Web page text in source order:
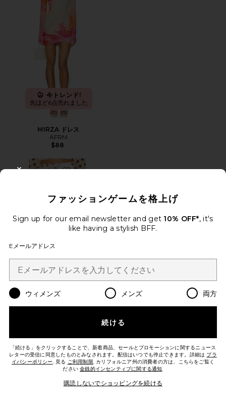
今トレンド!
先ほど6点売れました
MIRZA ドレス
AFRM
$88
$74 Previous price:
$88
Favorite BOVINA ドレス
ファッションゲームを格上げ
Sign up for our email newsletter and get 10% OFF*, it's
like having a stylish BFF.
Eメールアドレス
ウィメンズ メンズ 両方
続ける
「続ける」をクリックすることで、新着商品、セールとプロモーションに関するニュース
レターの受信に同意したものとみなされます。配信はいつでも停止できます。詳細は プラ
イバシーポリシー. 見る ご利用制限. カリフォルニア州の消費者の方は、こちらをご覧く
ださい金銭的インセンティブに関する通知.
購読しないでショッピングを続ける